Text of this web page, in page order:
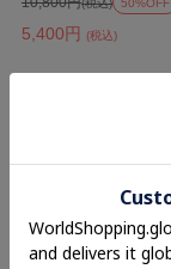
5,400円 (税込)
(税込) 50%OFF